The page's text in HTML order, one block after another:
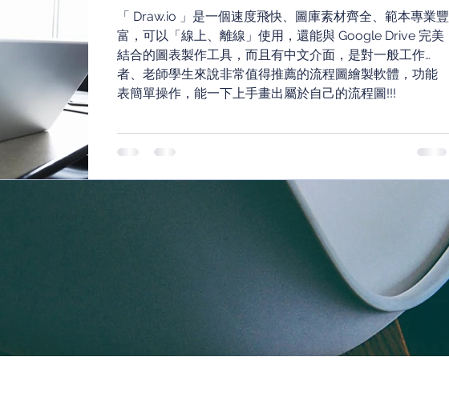
「 Draw.io 」是一個速度飛快、圖庫素材齊全、範本專業豐
富，可以「線上、離線」使用，還能與 Google Drive 完美
結合的圖表製作工具，而且有中文介面，是對一般工作
者、老師學生來說非常值得推薦的流程圖繪製軟體，功能
表簡單操作，能一下上手畫出屬於自己的流程圖!!!